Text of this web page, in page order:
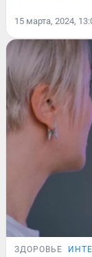
15 марта, 2024,
ЗДОРОВЬЕ